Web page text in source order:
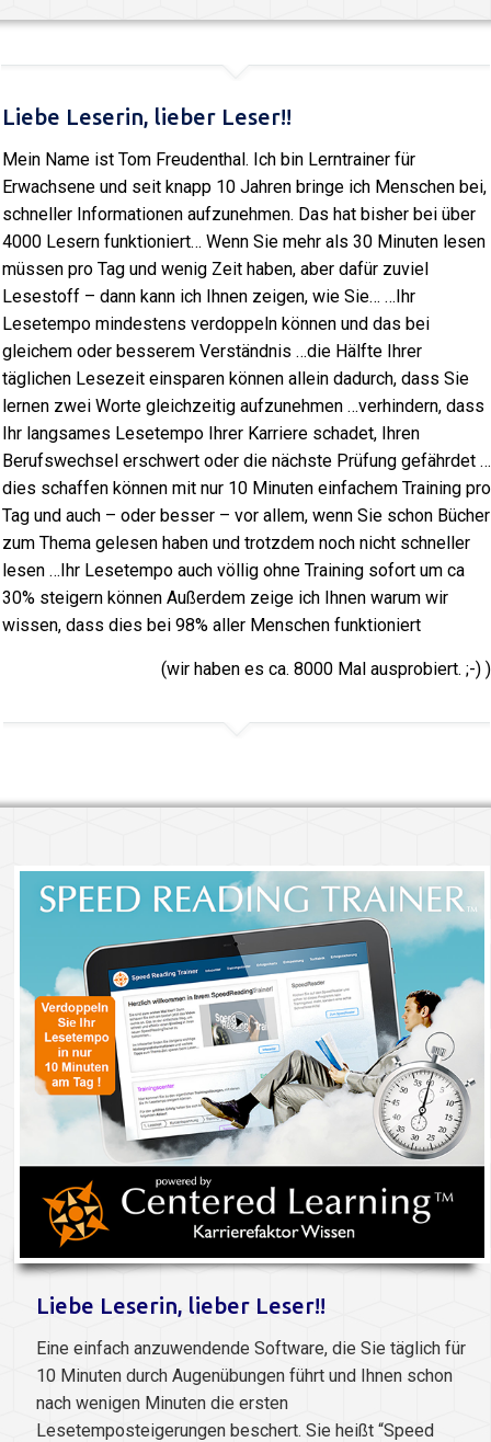
Liebe Leserin, lieber Leser!!
Mein Name ist Tom Freudenthal. Ich bin Lerntrainer für
Erwachsene und seit knapp 10 Jahren bringe ich Menschen bei,
schneller Informationen aufzunehmen. Das hat bisher bei über
4000 Lesern funktioniert… Wenn Sie mehr als 30 Minuten lesen
müssen pro Tag und wenig Zeit haben, aber dafür zuviel
Lesestoff – dann kann ich Ihnen zeigen, wie Sie… …Ihr
Lesetempo mindestens verdoppeln können und das bei
gleichem oder besserem Verständnis …die Hälfte Ihrer
täglichen Lesezeit einsparen können allein dadurch, dass Sie
lernen zwei Worte gleichzeitig aufzunehmen …verhindern, dass
Ihr langsames Lesetempo Ihrer Karriere schadet, Ihren
Berufswechsel erschwert oder die nächste Prüfung gefährdet …
dies schaffen können mit nur 10 Minuten einfachem Training pro
Tag und auch – oder besser – vor allem, wenn Sie schon Bücher
zum Thema gelesen haben und trotzdem noch nicht schneller
lesen …Ihr Lesetempo auch völlig ohne Training sofort um ca
30% steigern können Außerdem zeige ich Ihnen warum wir
wissen, dass dies bei 98% aller Menschen funktioniert
(wir haben es ca. 8000 Mal ausprobiert. ;-) )
Liebe Leserin, lieber Leser!!
Eine einfach anzuwendende Software, die Sie täglich für
10 Minuten durch Augenübungen führt und Ihnen schon
nach wenigen Minuten die ersten
Lesetemposteigerungen beschert. Sie heißt “Speed